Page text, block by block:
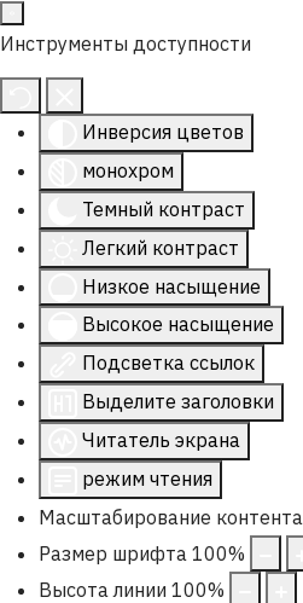
Инструменты доступности
Инверсия цветов
монохром
Темный контраст
Легкий контраст
Низкое насыщение
Высокое насыщение
Подсветка ссылок
Выделите заголовки
Читатель экрана
режим чтения
Масштабирование контента
Размер шрифта 100%
Высота линии 100%